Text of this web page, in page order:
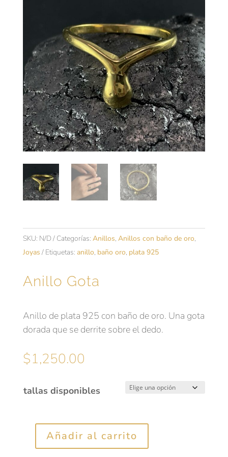
SKU: N/D Categorías: Anillos, Anillos con baño de oro,
Joyas
Etiquetas: anillo, baño oro, plata 925
Anillo Gota
Anillo de plata 925 con baño de oro. Una gota
dorada que se derrite sobre el dedo.
$1,250.00
tallas disponibles
Añadir al carrito